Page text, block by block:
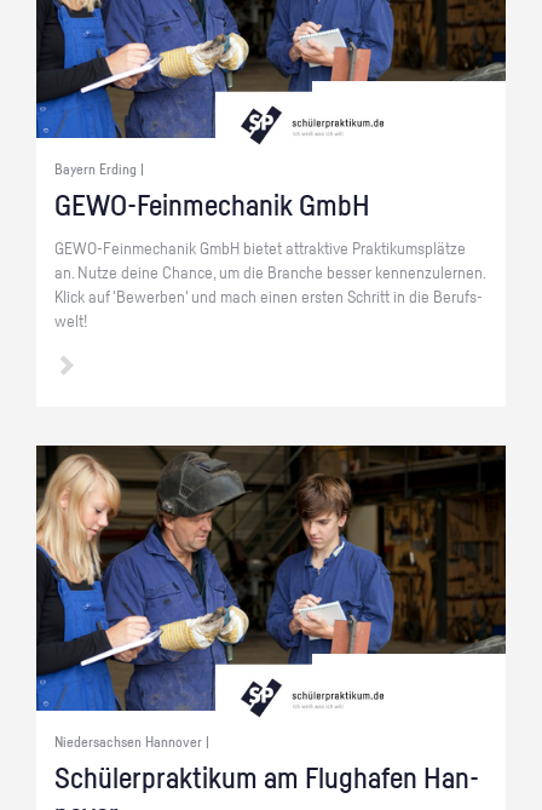
Bayern Erding |
GE­WO-Fein­me­cha­nik GmbH
GE­WO-Fein­me­cha­nik GmbH bie­tet at­trak­ti­ve Prak­ti­kums­plät­ze
an. Nutze deine Chan­ce, um die Bran­che bes­ser ken­nen­zu­ler­nen.
Klick auf 'Be­wer­ben' und mach einen ers­ten Schritt in die Be­rufs­
welt!
Niedersachsen Hannover |
Schü­ler­prak­ti­kum am Flug­ha­fen Han­